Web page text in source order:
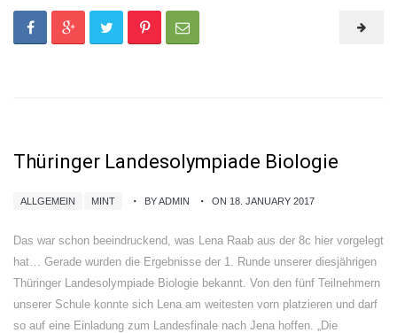
Thüringer Landesolympiade Biologie
ALLGEMEIN MINT BY ADMIN ON 18. JANUARY 2017
Das war schon beeindruckend, was Lena Raab aus der 8c hier vorgelegt
hat… Gerade wurden die Ergebnisse der 1. Runde unserer diesjährigen
Thüringer Landesolympiade Biologie bekannt. Von den fünf Teilnehmern
unserer Schule konnte sich Lena am weitesten vorn platzieren und darf
so auf eine Einladung zum Landesfinale nach Jena hoffen. „Die